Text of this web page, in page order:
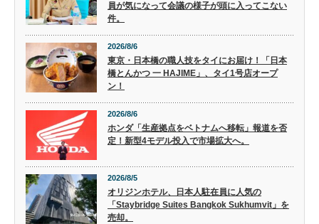
員が気になって会議の様子が頭に入ってこない
件。
2026/8/6
東京・日本橋の職人技をタイにお届け！「日本
橋とんかつ 一 HAJIME」、タイ1号店オープ
ン！
2026/8/6
ホンダ「生産拠点をベトナムへ移転」報道を否
定！新型4モデル投入で市場拡大へ。
2026/8/5
オリジンホテル、日本人駐在員に人気の
「Staybridge Suites Bangkok Sukhumvit」を
売却。